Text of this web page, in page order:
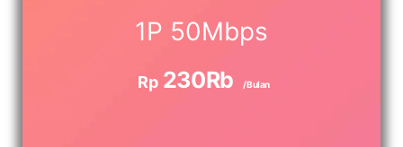
1P 50Mbps
Rp 230Rb /Bulan